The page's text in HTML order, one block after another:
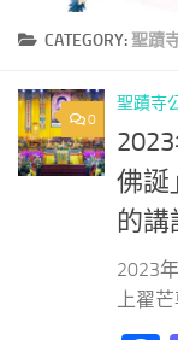
CATEGORY:聖蹟
0
聖蹟寺
佛誕
的講
2023
上翟